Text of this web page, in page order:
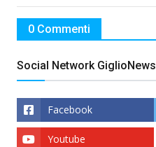
0 Commenti
Social Network GiglioNews
Facebook
Youtube